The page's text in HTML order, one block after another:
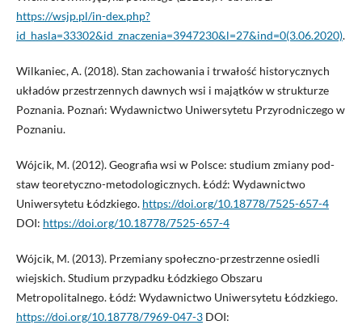
https://wsjp.pl/in-dex.php?
id_hasla=33302&id_znaczenia=3947230&l=27&ind=0(3.06.2020).
Wilkaniec, A. (2018). Stan zachowania i trwałość historycznych
układów przestrzennych dawnych wsi i majątków w strukturze
Poznania. Poznań: Wydawnictwo Uniwersytetu Przyrodniczego w
Poznaniu.
Wójcik, M. (2012). Geografia wsi w Polsce: studium zmiany pod-
staw teoretyczno-metodologicznych. Łódź: Wydawnictwo
Uniwersytetu Łódzkiego. https://doi.org/10.18778/7525-657-4
DOI: https://doi.org/10.18778/7525-657-4
Wójcik, M. (2013). Przemiany społeczno-przestrzenne osiedli
wiejskich. Studium przypadku Łódzkiego Obszaru
Metropolitalnego. Łódź: Wydawnictwo Uniwersytetu Łódzkiego.
https://doi.org/10.18778/7969-047-3DOI: